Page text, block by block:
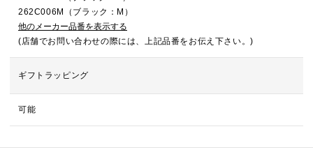
262C006M（ブラック：M）
他のメーカー品番を表示する
(店舗でお問い合わせの際には、上記品番をお伝え下さい。)
ギフトラッピング
可能